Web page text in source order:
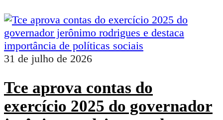
31 de julho de 2026
Tce aprova contas do
exercício 2025 do governador